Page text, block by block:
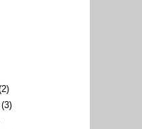
(3)